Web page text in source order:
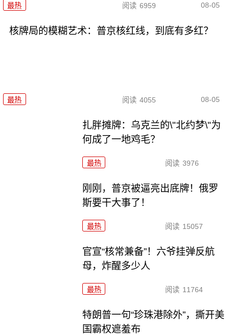
最热 阅读 6959 08-05
核牌局的模糊艺术：普京核红线，到底有多红？
最热 阅读 4055 08-05
扎胖摊牌：乌克兰的\"北约梦\"为
何成了一地鸡毛？
最热 阅读 3976
刚刚，普京被逼亮出底牌！俄罗
斯要干大事了！
最热 阅读 15057
官宣“核常兼备”！六爷挂弹反航
母，炸醒多少人
最热 阅读 11764
特朗普一句“珍珠港除外”，撕开美
国霸权遮羞布